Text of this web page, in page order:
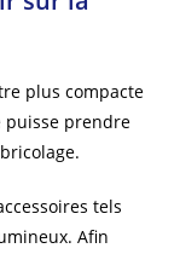
plus compacte
puisse prendre
tels
Afin